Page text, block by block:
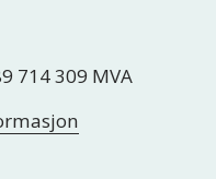
714 309 MVA